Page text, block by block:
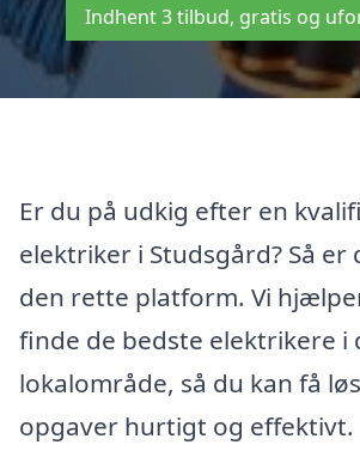
Indhent 3 tilbud, gratis og
Er du på udkig efter en
elektriker i Studsgård? Så er
den rette platform. Vi
finde de bedste elektrikere i
lokalområde, så du kan få
opgaver hurtigt og effektivt.